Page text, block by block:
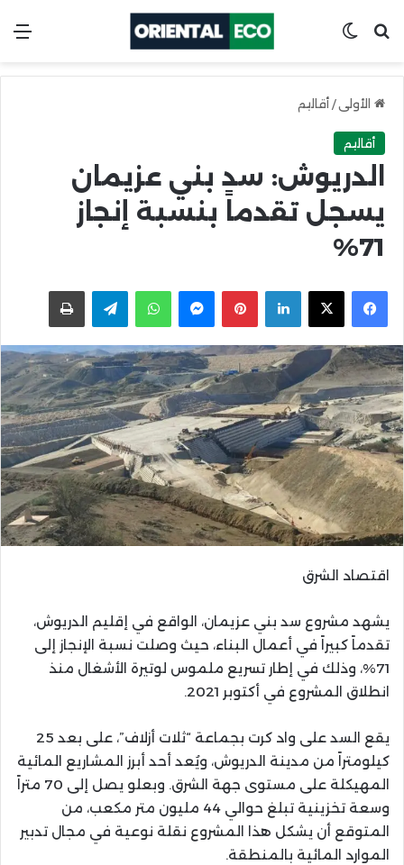
ابحث عنSwitch skin
الأولى / أقاليم
أقاليم
الدريوش: سد بني عزيمان
يسجل تقدماً بنسبة إنجاز
71%
Facebook
X
LinkedIn
Pinterest
Messenger
WhatsApp
Telegramاطبعها
اقتصاد الشرق
يشهد مشروع سد بني عزيمان، الواقع في إقليم الدريوش،
تقدماً كبيراً في أعمال البناء، حيث وصلت نسبة الإنجاز إلى
71%، وذلك في إطار تسريع ملموس لوتيرة الأشغال منذ
انطلاق المشروع في أكتوبر 2021.
يقع السد على واد كرت بجماعة “ثلات أزلاف”، على بعد 25
كيلومتراً من مدينة الدريوش، ويُعد أحد أبرز المشاريع المائية
المهيكلة على مستوى جهة الشرق. وبعلو يصل إلى 70 متراً
وسعة تخزينية تبلغ حوالي 44 مليون متر مكعب، من
المتوقع أن يشكل هذا المشروع نقلة نوعية في مجال تدبير
الموارد المائية بالمنطقة.